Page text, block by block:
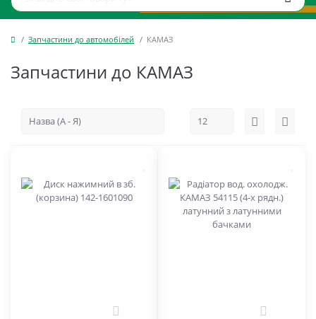
Запчастини до автомобілей КАМАЗ
Запчастини до КАМАЗ